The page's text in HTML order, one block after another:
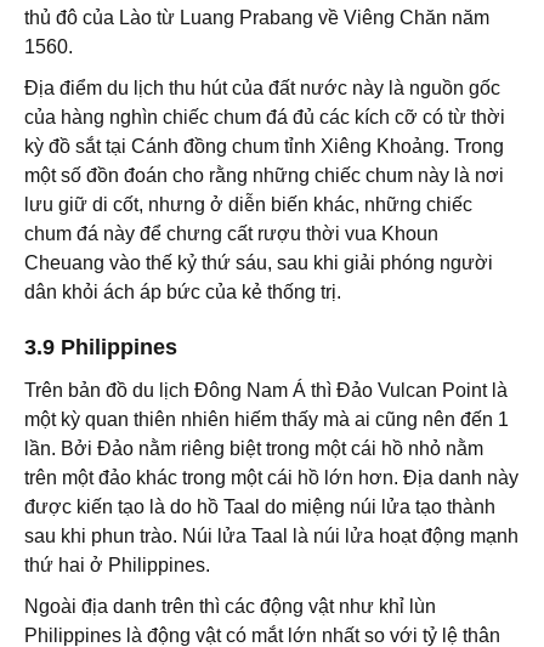
thủ đô của Lào từ Luang Prabang về Viêng Chăn năm
1560.
Địa điểm du lịch thu hút của đất nước này là nguồn gốc
của hàng nghìn chiếc chum đá đủ các kích cỡ có từ thời
kỳ đồ sắt tại Cánh đồng chum tỉnh Xiêng Khoảng. Trong
một số đồn đoán cho rằng những chiếc chum này là nơi
lưu giữ di cốt, nhưng ở diễn biến khác, những chiếc
chum đá này để chưng cất rượu thời vua Khoun
Cheuang vào thế kỷ thứ sáu, sau khi giải phóng người
dân khỏi ách áp bức của kẻ thống trị.
3.9 Philippines
Trên bản đồ du lịch Đông Nam Á thì Đảo Vulcan Point là
một kỳ quan thiên nhiên hiếm thấy mà ai cũng nên đến 1
lần. Bởi Đảo nằm riêng biệt trong một cái hồ nhỏ nằm
trên một đảo khác trong một cái hồ lớn hơn. Địa danh này
được kiến tạo là do hồ Taal do miệng núi lửa tạo thành
sau khi phun trào. Núi lửa Taal là núi lửa hoạt động mạnh
thứ hai ở Philippines.
Ngoài địa danh trên thì các động vật như khỉ lùn
Philippines là động vật có mắt lớn nhất so với tỷ lệ thân